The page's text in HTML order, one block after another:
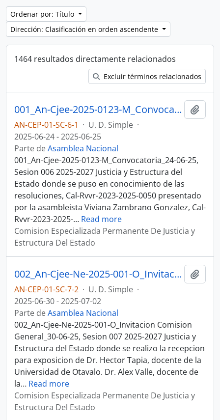
Ordenar por: Título
Dirección: Clasificación en orden ascendente
1464 resultados directamente relacionados
Excluir términos relacionados
001_An-Cjee-2025-0123-M_Convocatoria_24-06-25, Sesion 006 Justicia y Estructura del Estado
AN-CEP-01-SC-6-1 · U. D. Simple ·
2025-06-24 - 2025-06-25
Parte deAsamblea Nacional
001_An-Cjee-2025-0123-M_Convocatoria_24-06-25,
Sesion 006 2025-2027 Justicia y Estructura del
Estado donde se puso en conocimiento de las
resoluciones, Cal-Rvvr-2023-2025-0050 presentado
por la asambleista Viviana Zambrano Gonzalez, Cal-
Rvvr-2023-2025-… Read more
Comision Especializada Permanente De Justicia y
Estructura Del Estado
002_An-Cjee-Ne-2025-001-O_Invitacion Comision General_30-06-25, Sesion 007 Justicia y Estructura del Estado
AN-CEP-01-SC-7-2 · U. D. Simple ·
2025-06-30 - 2025-07-02
Parte deAsamblea Nacional
002_An-Cjee-Ne-2025-001-O_Invitacion Comision
General_30-06-25, Sesion 007 2025-2027 Justicia y
Estructura del Estado donde se realizo la recepcion
para exposicion de Dr. Hector Tapia, docente de la
Universidad de Otavalo. Dr. Alex Valle, docente de
la… Read more
Comision Especializada Permanente De Justicia y
Estructura Del Estado